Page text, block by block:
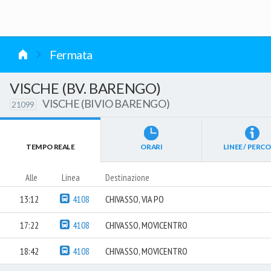
Fermata
VISCHE (BV. BARENGO)
21099 VISCHE (BIVIO BARENGO)
TEMPO REALE ORARI LINEE /
Alle Linea Destinazione
13:12 4108 CHIVASSO, VIA PO
17:22 4108 CHIVASSO, MOVICENTRO
18:42 4108 CHIVASSO, MOVICENTRO